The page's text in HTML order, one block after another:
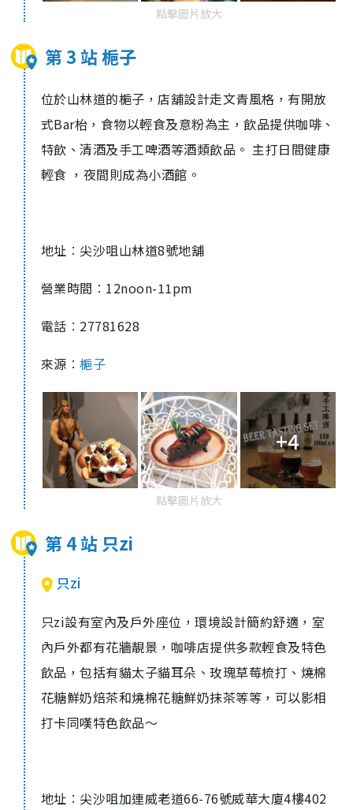
點擊圖片放大
第 3 站 梔子
位於山林道的梔子，店舖設計走文青風格，有開放
式Bar枱，食物以輕食及意粉為主，飲品提供咖啡、
特飲、清酒及手工啤酒等酒類飲品。 主打日間健康
輕食 ，夜間則成為小酒館。
地址︰尖沙咀山林道8號地舖
營業時間︰12noon-11pm
電話︰27781628
來源︰梔子
+4
點擊圖片放大
第 4 站 只zi
只zi
只zi設有室內及戶外座位，環境設計簡約舒適，室
內戶外都有花牆靚景，咖啡店提供多款輕食及特色
飲品，包括有貓太子貓耳朵、玫瑰草莓梳打、燒棉
花糖鮮奶焙茶和燒棉花糖鮮奶抹茶等等，可以影相
打卡同嘆特色飲品～
地址︰尖沙咀加連威老道66-76號威華大廈4樓402